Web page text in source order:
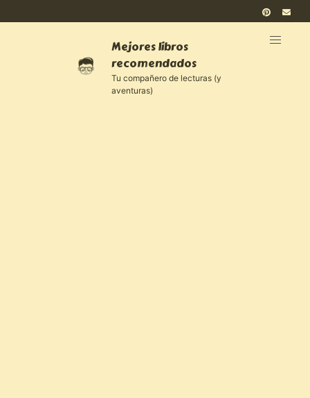
Mejores libros
recomendados
Tu compañero de lecturas (y
aventuras)